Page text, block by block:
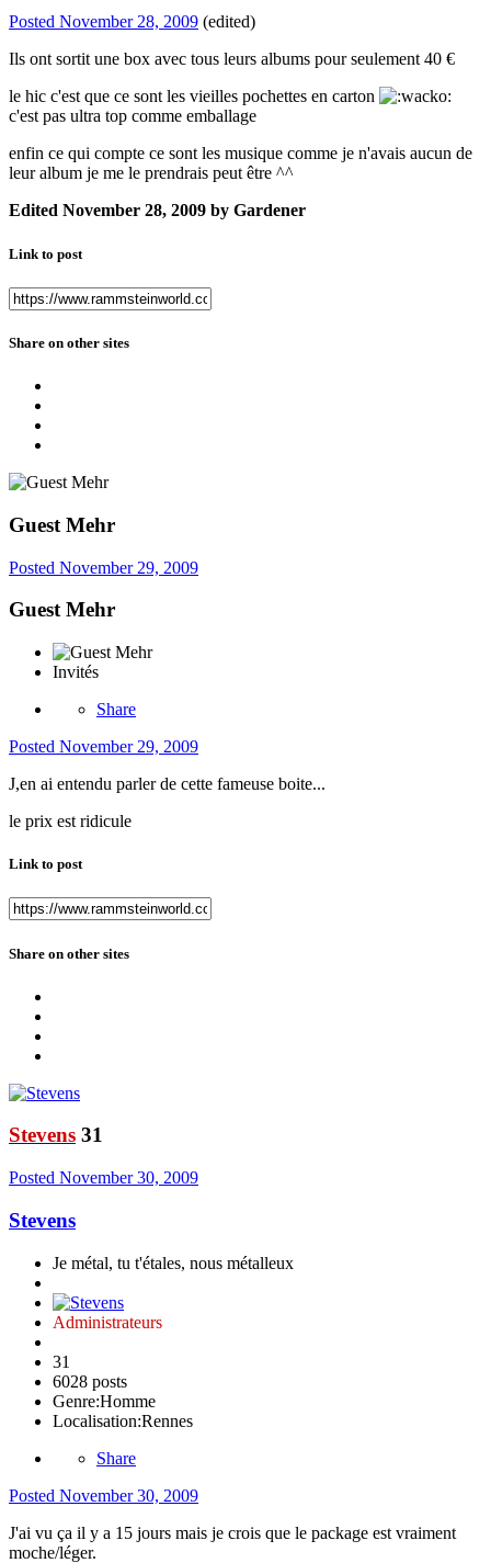
Posted November 28, 2009 (edited)
Ils ont sortit une box avec tous leurs albums pour seulement 40 €
le hic c'est que ce sont les vieilles pochettes en carton
c'est pas ultra top comme emballage
enfin ce qui compte ce sont les musique comme je n'avais aucun de
leur album je me le prendrais peut être ^^
Edited November 28, 2009 by Gardener
Link to post
Share on other sites
Guest Mehr
Posted November 29, 2009
Guest Mehr
Invités
Share
Posted November 29, 2009
J,en ai entendu parler de cette fameuse boite...
le prix est ridicule
Link to post
Share on other sites
Stevens 31
Posted November 30, 2009
Stevens
Je métal, tu t'étales, nous métalleux
Administrateurs
31
6028 posts
Genre:Homme
Localisation:Rennes
Share
Posted November 30, 2009
J'ai vu ça il y a 15 jours mais je crois que le package est vraiment
moche/léger.